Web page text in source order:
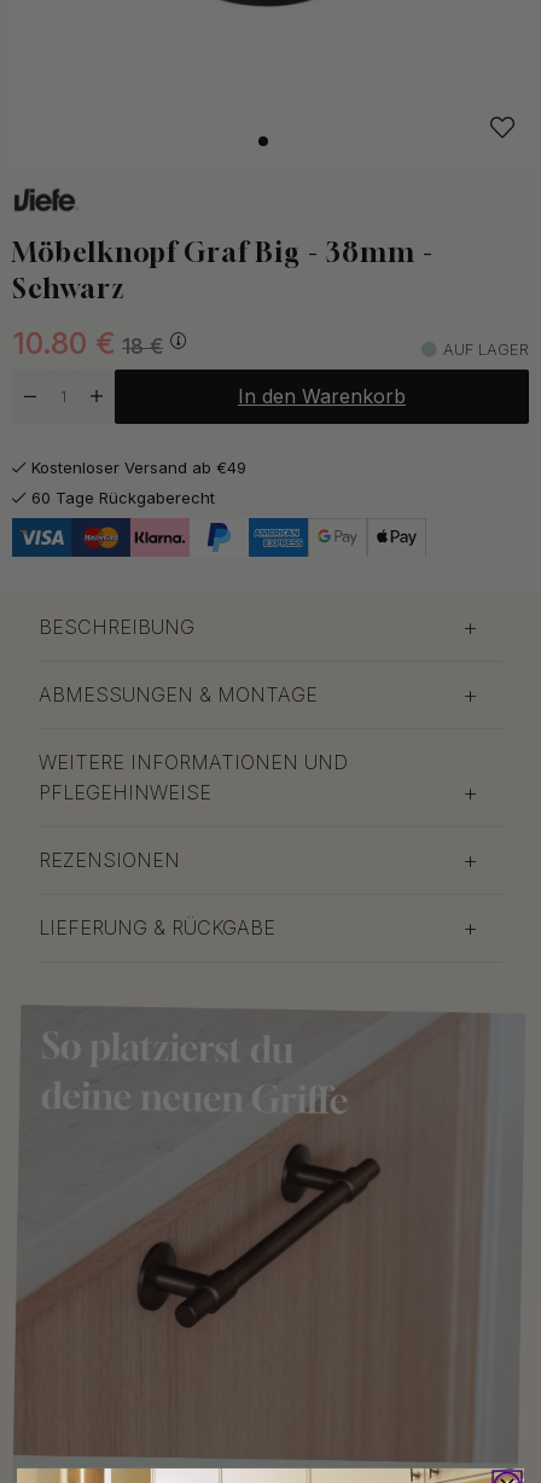
Möbelknopf Graf Big - 38mm -
Schwarz
18€
10.80 € AUF LAGER
In den Warenkorb
Kostenloser Versand ab €49
60 Tage Rückgaberecht
BESCHREIBUNG
ABMESSUNGEN & MONTAGE
WEITERE INFORMATIONEN UND
PFLEGEHINWEISE
REZENSIONEN
LIEFERUNG & RÜCKGABE